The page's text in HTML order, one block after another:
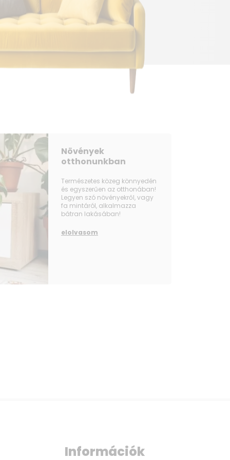
Növények
otthonunkban
Természetes közeg könnyedén
és egyszerűen az otthonában!
Legyen szó növényekről, vagy
fa mintáról, alkalmazza
bátran lakásában!
elolvasom
Információk